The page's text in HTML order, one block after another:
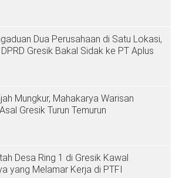
Dua Perusahaan di Satu Lokasi,
Gresik Bakal Sidak ke PT Aplus
Mungkur, Mahakarya Warisan
Gresik Turun Temurun
Desa Ring 1 di Gresik Kawal
yang Melamar Kerja di PTFI